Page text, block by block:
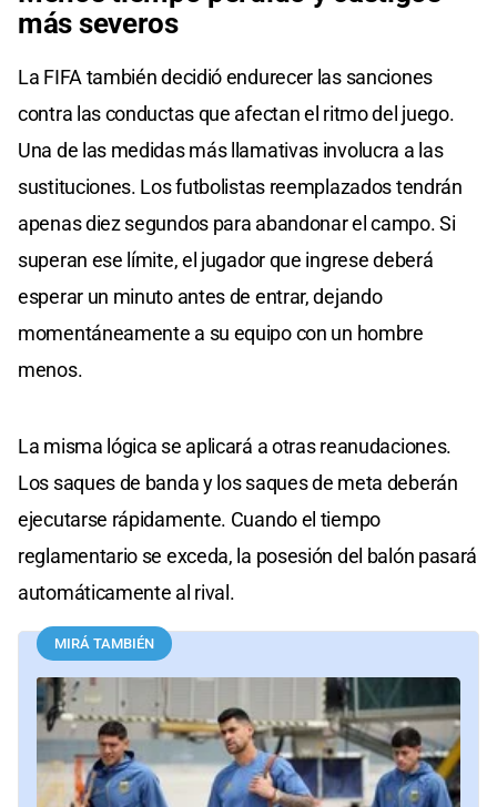
más severos
La FIFA también decidió endurecer las sanciones
contra las conductas que afectan el ritmo del juego.
Una de las medidas más llamativas involucra a las
sustituciones. Los futbolistas reemplazados tendrán
apenas diez segundos para abandonar el campo. Si
superan ese límite, el jugador que ingrese deberá
esperar un minuto antes de entrar, dejando
momentáneamente a su equipo con un hombre
menos.
La misma lógica se aplicará a otras reanudaciones.
Los saques de banda y los saques de meta deberán
ejecutarse rápidamente. Cuando el tiempo
reglamentario se exceda, la posesión del balón pasará
automáticamente al rival.
MIRÁ TAMBIÉN